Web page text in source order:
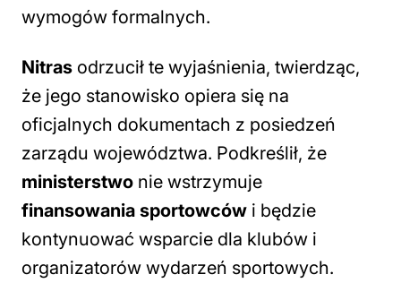
wymogów formalnych.
Nitras odrzucił te wyjaśnienia, twierdząc,
że jego stanowisko opiera się na
oficjalnych dokumentach z posiedzeń
zarządu województwa. Podkreślił, że
ministerstwo nie wstrzymuje
finansowania sportowców i będzie
kontynuować wsparcie dla klubów i
organizatorów wydarzeń sportowych.